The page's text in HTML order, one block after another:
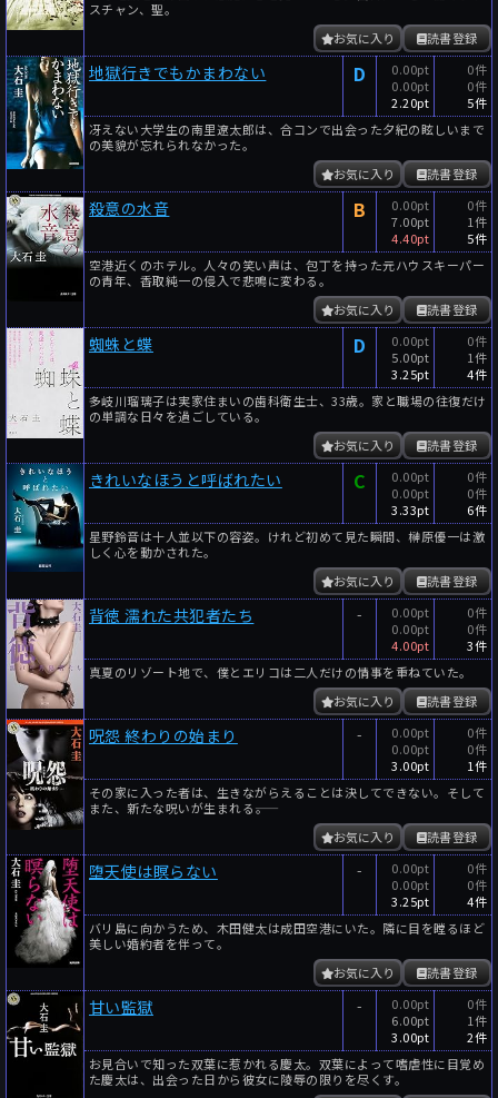
スチャン、聖。
読書登録
お気に入り
地獄行きでもかまわない D
0.00pt
0.00pt
2.20pt
0件
0件
5件
冴えない大学生の南里遼太郎は、合コンで出会った夕紀の眩しいまで
の美貌が忘れられなかった。
読書登録
お気に入り
殺意の水音 B
0.00pt
7.00pt
4.40pt
0件
1件
5件
空港近くのホテル。人々の笑い声は、包丁を持った元ハウスキーパー
の青年、香取純一の侵入で悲鳴に変わる。
読書登録
お気に入り
蜘蛛と蝶 D
0.00pt
5.00pt
3.25pt
0件
1件
4件
多岐川瑠璃子は実家住まいの歯科衛生士、33歳。家と職場の往復だけ
の単調な日々を過ごしている。
読書登録
お気に入り
きれいなほうと呼ばれたい C
0.00pt
0.00pt
3.33pt
0件
0件
6件
星野鈴音は十人並以下の容姿。けれど初めて見た瞬間、榊原優一は激
しく心を動かされた。
読書登録
お気に入り
背徳 濡れた共犯者たち -
0.00pt
0.00pt
4.00pt
0件
0件
3件
真夏のリゾート地で、僕とエリコは二人だけの情事を重ねていた。
読書登録
お気に入り
呪怨 終わりの始まり -
0.00pt
0.00pt
3.00pt
0件
0件
1件
その家に入った者は、生きながらえることは決してできない。そして
また、新たな呪いが生まれる――。
読書登録
お気に入り
堕天使は瞑らない -
0.00pt
0.00pt
3.25pt
0件
0件
4件
バリ島に向かうため、木田健太は成田空港にいた。隣に目を瞠るほど
美しい婚約者を伴って。
読書登録
お気に入り
甘い監獄 -
0.00pt
6.00pt
3.00pt
0件
1件
2件
お見合いで知った双葉に惹かれる慶太。双葉によって嗜虐性に目覚め
た慶太は、出会った日から彼女に陵辱の限りを尽くす。